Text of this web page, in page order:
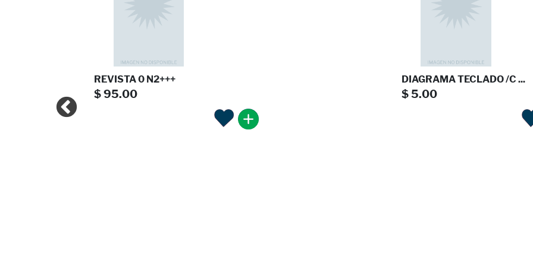
REVISTA 0 N2+++
$ 95.00
DIAGRAMA TECLADO /C ...
$ 5.00